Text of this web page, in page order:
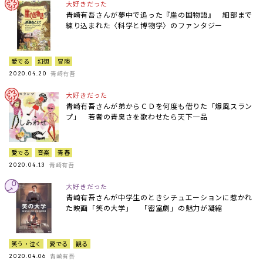
大好きだった
青崎有吾さんが夢中で追った『崖の国物語』 細部まで
練り込まれた〈科学と博物学〉のファンタジー
愛でる 幻想 冒険
2020.04.20 青崎有吾
大好きだった
青崎有吾さんが弟からＣＤを何度も借りた「爆風スラン
プ」 若者の青臭さを歌わせたら天下一品
愛でる 音楽 青春
2020.04.13 青崎有吾
大好きだった
青崎有吾さんが中学生のときシチュエーションに惹かれ
た映画「笑の大学」 「密室劇」の魅力が凝縮
笑う・泣く 愛でる 観る
2020.04.06 青崎有吾